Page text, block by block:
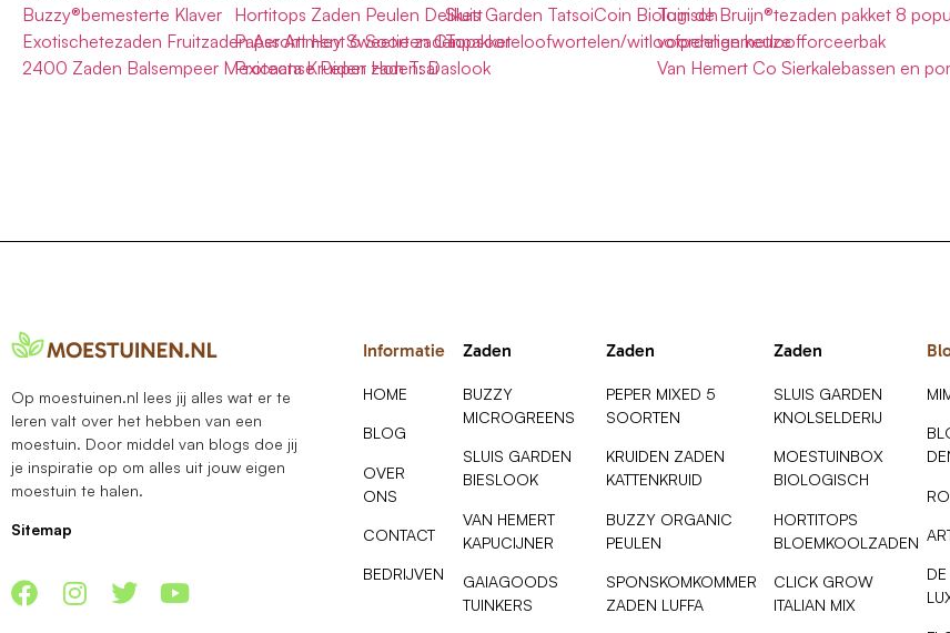
Buzzy®bemesterte Klaver
Exotischetezaden Fruitzaden Assortiment 6 Soorten Ca.
2400 Zaden Balsempeer Mexicaanse Peper Hon Tsai
Hortitops Zaden Peulen Delikett
Paper Art Hey Sweetie zadenpakket
Protecta Kruiden zaden: Daslook
Sluis Garden TatsoiCoin Biologisch
Topscoreloofwortelen/witloofpennenmetloofforceerbak
Tuin de Bruijn®tezaden pakket 8
voordelige keuze
Van Hemert Co Sierkalebassen en
Op moestuinen.nl lees jij alles wat er te
leren valt over het hebben van een
moestuin. Door middel van blogs doe jij
je inspiratie op om alles uit jouw eigen
moestuin te halen.
Sitemap
Informatie
HOME
BLOG
OVER
ONS
CONTACT
BEDRIJVEN
Zaden
BUZZY
MICROGREENS
SLUIS GARDEN
BIESLOOK
VAN HEMERT
KAPUCIJNER
GAIAGOODS
TUINKERS
Zaden
PEPER MIXED 5
SOORTEN
KRUIDEN ZADEN
KATTENKRUID
BUZZY ORGANIC
PEULEN
SPONSKOMKOMMER
ZADEN LUFFA
Zaden
SLUIS GARDEN
KNOLSELDERIJ
MOESTUINBOX
BIOLOGISCH
HORTITOPS
BLOEMKOOLZADEN
CLICK GROW
ITALIAN MIX